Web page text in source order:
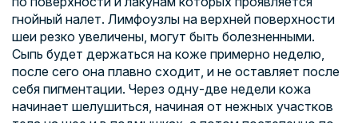
гнойный налет. Лимфоузлы на верхней поверхности
шеи резко увеличены, могут быть болезненными.
Сыпь будет держаться на коже примерно неделю,
после сего она плавно сходит, и не оставляет после
себя пигментации. Через одну-две недели кожа
начинает шелушиться, начиная от нежных участков